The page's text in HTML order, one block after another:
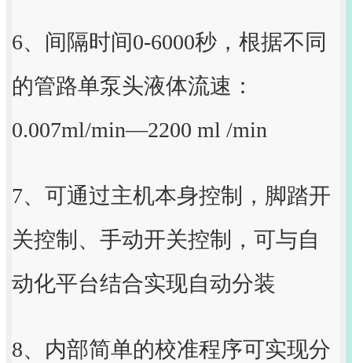
6、间隔时间0-6000秒，根据不同
的管路单泵头液体流速：
0.007ml/min—2200 ml /min
7、可通过主机本身控制，脚踏开
关控制、手动开关控制，可与自
动化平台结合实现自动分装
8、内部简单的校准程序可实现分